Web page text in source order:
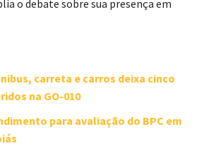
o debate sobre sua presença em
carreta e carros deixa cinco
na GO-010
para avaliação do BPC em